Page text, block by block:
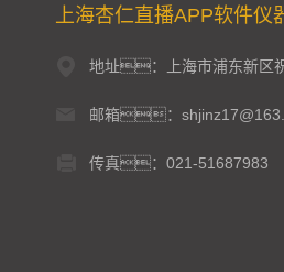
上海杏仁直播APP软件仪
地址：上海市浦东新区
邮箱：
传真：021-51687983